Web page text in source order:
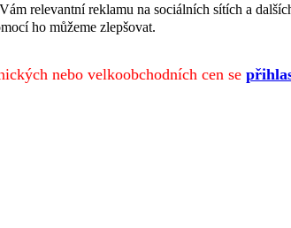
relevantní reklamu na sociálních sítích a
ho můžeme zlepšovat.
nebo velkoobchodních cen se